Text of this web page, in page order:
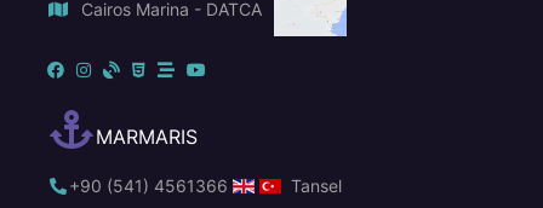
Cairos Marina - DATCA
MARMARIS
+90 (541) 4561366
Tansel